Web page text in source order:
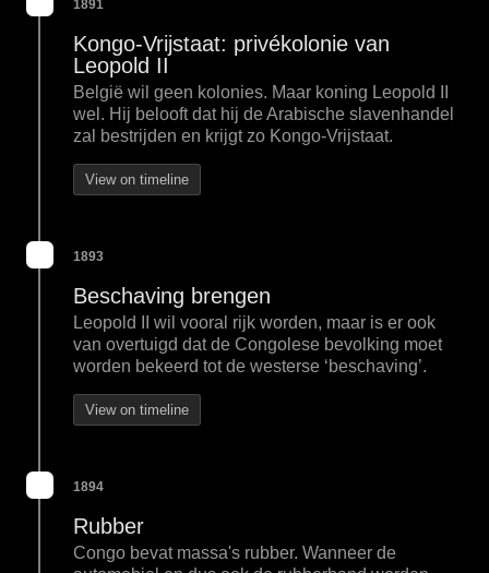
1891
Kongo-Vrijstaat: privékolonie van
Leopold II
België wil geen kolonies. Maar koning Leopold II
wel. Hij belooft dat hij de Arabische slavenhandel
zal bestrijden en krijgt zo Kongo-Vrijstaat.
View on timeline
1893
Beschaving brengen
Leopold II wil vooral rijk worden, maar is er ook
van overtuigd dat de Congolese bevolking moet
worden bekeerd tot de westerse ‘beschaving’.
View on timeline
1894
Rubber
Congo bevat massa's rubber. Wanneer de